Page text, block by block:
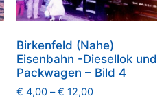
Birkenfeld (Nahe)
Eisenbahn -Diesellok und
Packwagen – Bild 4
€ 4,00–€ 12,00